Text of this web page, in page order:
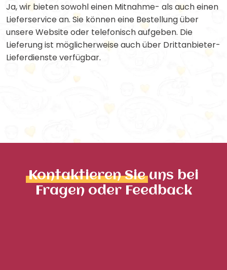
Ja, wir bieten sowohl einen Mitnahme- als auch einen
Lieferservice an. Sie können eine Bestellung über
unsere Website oder telefonisch aufgeben. Die
Lieferung ist möglicherweise auch über Drittanbieter-
Lieferdienste verfügbar.
Kontaktieren Sieuns bei
Fragen oder Feedback